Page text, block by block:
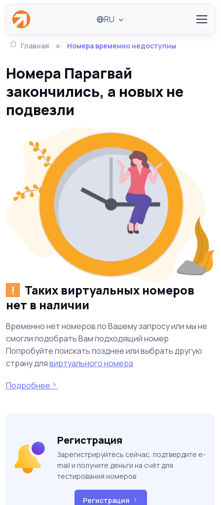
RU
Главная Номера временно недоступны
Номера Парагвай
закончились, а новых не
подвезли
!
Таких виртуальных номеров
нет в наличии
Временно нет номеров по Вашему запросу или мы не
смогли подобрать Вам подходящий номер
Попробуйте поискать позднее или выбрать другую
страну длявиртуального номера
Подробнее
Регистрация
Зарегистрируйтесь сейчас, подтвердите e-
mail и получите деньги на счёт для
тестирования номеров
Регистрация